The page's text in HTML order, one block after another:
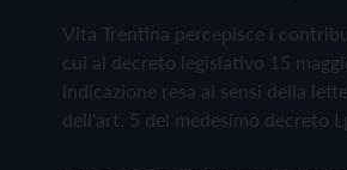
Vita Trentina percepisce i
cui al decreto legislativo 15
Indicazione resa ai sensi della
dell'art. 5 del medesimo decreto